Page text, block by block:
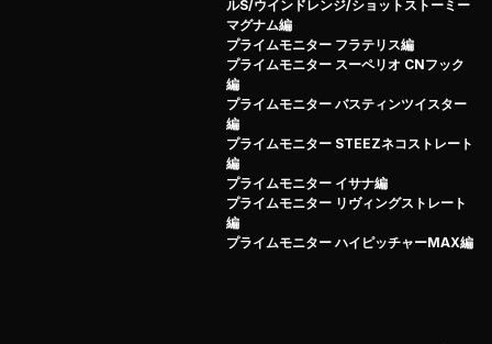
プライムモニターの詳細はこちら
プライムモニター第17弾はトルキーストレート！
8月のプライムモニターは先月に引き続きディスタイル さ
んが登場！ トルクフルなアクションでバスを誘い、青木
大介さんの「早いフィネス」を可能にしている名作ワーム
『トルキーストレート』を配布！ ネコリグでベストアク
ションが生み出せるセッティング方法と水中映像は解説動
ルS/ウインドレンジ/ショットストーミー
マグナム編
プライムモニター フラテリス編
プライムモニター スーペリオ CNフック
編
プライムモニター バスティンツイスター
編
プライムモニター STEEZネコストレート
編
プライムモニター イサナ編
プライムモニター リヴィングストレート
編
プライムモニター ハイピッチャーMAX編